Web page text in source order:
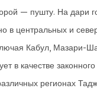
— пушту. На дари
в центральных и
Кабул, Мазари-
в качестве
регионах